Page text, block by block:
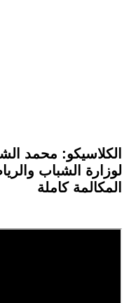
الكلاسيكو: محمد
لوزارة الشباب
المكالمة كاملة